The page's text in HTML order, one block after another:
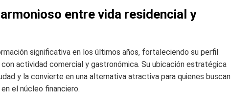
entre vida residencial y
significativa en los últimos años, fortaleciendo su perfil
actividad comercial y gastronómica. Su ubicación estratégica
y la convierte en una alternativa atractiva para quienes buscan
el núcleo financiero.